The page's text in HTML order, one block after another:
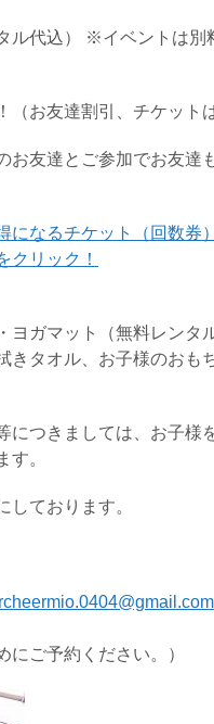
代込） ※イベントは別
（お友達割引、チケット
お友達とご参加でお友達
になるチケット（回数券
クリック！
ヨガマット（無料レンタ
きタオル、お子様のおも
につきましては、お子様
す。
しております。
にご予約ください。）